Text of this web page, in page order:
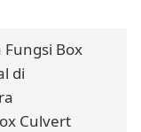
Box
di
Culvert